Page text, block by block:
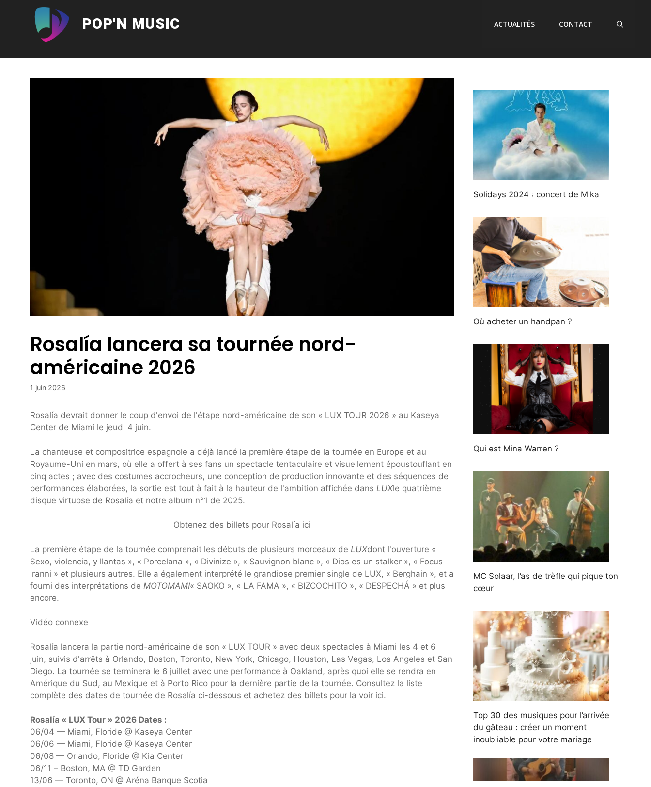
POP'N MUSIC ACTUALITÉS CONTACT
Rosalía lancera sa tournée nord-
américaine 2026
1 juin 2026
Rosalía devrait donner le coup d'envoi de l'étape nord-américaine de son « LUX TOUR 2026 » au Kaseya
Center de Miami le jeudi 4 juin.
La chanteuse et compositrice espagnole a déjà lancé la première étape de la tournée en Europe et au
Royaume-Uni en mars, où elle a offert à ses fans un spectacle tentaculaire et visuellement époustouflant en
cinq actes ; avec des costumes accrocheurs, une conception de production innovante et des séquences de
performances élaborées, la sortie est tout à fait à la hauteur de l'ambition affichée dans LUXle quatrième
disque virtuose de Rosalía et notre album n°1 de 2025.
Obtenez des billets pour Rosalía ici
La première étape de la tournée comprenait les débuts de plusieurs morceaux de LUXdont l'ouverture «
Sexo, violencia, y llantas », « Porcelana », « Divinize », « Sauvignon blanc », « Dios es un stalker », « Focus
'ranni » et plusieurs autres. Elle a également interprété le grandiose premier single de LUX, « Berghain », et a
fourni des interprétations de MOTOMAMI« SAOKO », « LA FAMA », « BIZCOCHITO », « DESPECHÁ » et plus
encore.
Vidéo connexe
Rosalía lancera la partie nord-américaine de son « LUX TOUR » avec deux spectacles à Miami les 4 et 6
juin, suivis d'arrêts à Orlando, Boston, Toronto, New York, Chicago, Houston, Las Vegas, Los Angeles et San
Diego. La tournée se terminera le 6 juillet avec une performance à Oakland, après quoi elle se rendra en
Amérique du Sud, au Mexique et à Porto Rico pour la dernière partie de la tournée. Consultez la liste
complète des dates de tournée de Rosalía ci-dessous et achetez des billets pour la voir ici.
Rosalía « LUX Tour » 2026 Dates :
06/04 — Miami, Floride @ Kaseya Center
06/06 — Miami, Floride @ Kaseya Center
06/08 — Orlando, Floride @ Kia Center
06/11 – Boston, MA @ TD Garden
13/06 — Toronto, ON @ Aréna Banque Scotia
Solidays 2024 : concert de Mika
Où acheter un handpan ?
Qui est Mina Warren ?
MC Solaar, l’as de trèfle qui pique ton
cœur
Top 30 des musiques pour l’arrivée
du gâteau : créer un moment
inoubliable pour votre mariage